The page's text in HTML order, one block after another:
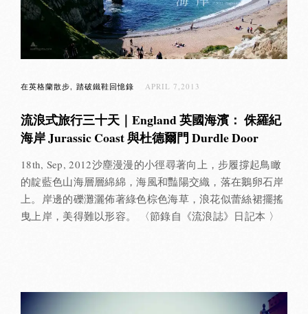
在英格蘭散步 踏破鐵鞋回憶錄 APRIL 7,2013
流浪式旅行三十天｜England 英國海濱： 侏羅紀
海岸 Jurassic Coast 與杜德爾門 Durdle Door
18th, Sep, 2012沙塵漫漫的小徑尋著向上，步履撐起鳥瞰
的靛藍色山海層層綿綿，海風和豔陽交織，落在鵝卵石岸
上。岸邊的礫灘灑佈著綠色棕色海草，浪花似蕾絲裙擺搖
曳上岸，美得難以形容。 〈節錄自《流浪誌》日記本 〉